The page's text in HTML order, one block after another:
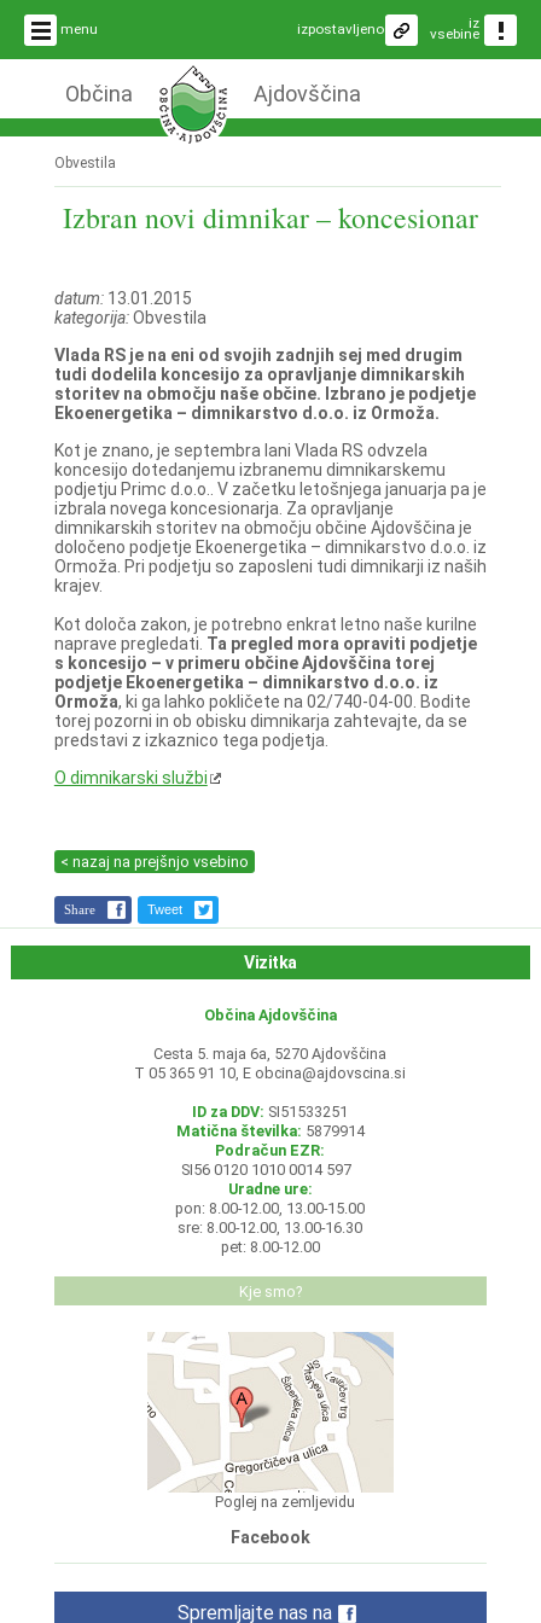
menu iz
vsebine
izpostavljeno
Občina Ajdovščina
Obvestila
Izbran novi dimnikar – koncesionar
datum:13.01.2015
kategorija:Obvestila
Vlada RS je na eni od svojih zadnjih sej med drugim
tudi dodelila koncesijo za opravljanje dimnikarskih
storitev na območju naše občine. Izbrano je podjetje
Ekoenergetika – dimnikarstvo d.o.o. iz Ormoža.
Kot je znano, je septembra lani Vlada RS odvzela
koncesijo dotedanjemu izbranemu dimnikarskemu
podjetju Primc d.o.o.. V začetku letošnjega januarja pa je
izbrala novega koncesionarja. Za opravljanje
dimnikarskih storitev na območju občine Ajdovščina je
določeno podjetje Ekoenergetika – dimnikarstvo d.o.o. iz
Ormoža. Pri podjetju so zaposleni tudi dimnikarji iz naših
krajev.
Kot določa zakon, je potrebno enkrat letno naše kurilne
naprave pregledati. Ta pregled mora opraviti podjetje
s koncesijo – v primeru občine Ajdovščina torej
podjetje Ekoenergetika – dimnikarstvo d.o.o. iz
Ormoža, ki ga lahko pokličete na 02/740-04-00. Bodite
torej pozorni in ob obisku dimnikarja zahtevajte, da se
predstavi z izkaznico tega podjetja.
O dimnikarski službi
< nazaj na prejšnjo vsebino
Share Tweet
Vizitka
Občina Ajdovščina
Cesta 5. maja 6a, 5270 Ajdovščina
T 05 365 91 10, E obcina@ajdovscina.si
ID za DDV: SI51533251
Matična številka: 5879914
Podračun EZR:
SI56 0120 1010 0014 597
Uradne ure:
pon: 8.00-12.00, 13.00-15.00
sre: 8.00-12.00, 13.00-16.30
pet: 8.00-12.00
Kje smo?
Poglej na zemljevidu
Facebook
Spremljajte nas na